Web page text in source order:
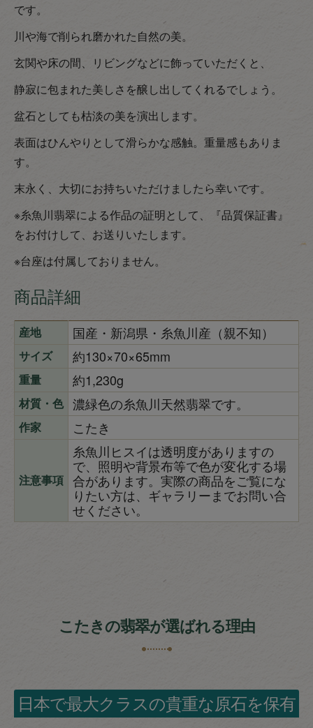
です。
川や海で削られ磨かれた自然の美。
玄関や床の間、リビングなどに飾っていただくと、
静寂に包まれた美しさを醸し出してくれるでしょう。
盆石としても枯淡の美を演出します。
表面はひんやりとして滑らかな感触。重量感もありま
す。
末永く、大切にお持ちいただけましたら幸いです。
※糸魚川翡翠による作品の証明として、『品質保証書』
をお付けして、お送りいたします。
※台座は付属しておりません。
商品詳細
産地 国産・新潟県・糸魚川産（親不知）
サイズ 約130×70×65mm
重量 約1,230g
材質・色 濃緑色の糸魚川天然翡翠です。
作家 こたき
注意事項
糸魚川ヒスイは透明度がありますの
で、照明や背景布等で色が変化する場
合があります。実際の商品をご覧にな
りたい方は、ギャラリーまでお問い合
せください。
こたきの翡翠が選ばれる理由
日本で最大クラスの貴重な原石を保有